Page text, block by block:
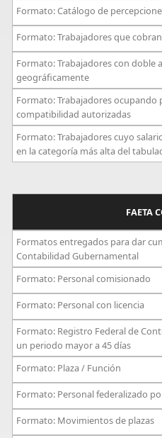
Formato: Catálogo de
Formato: Trabajadores que
Formato: Trabajadores con doble
geográficamente
Formato: Trabajadores ocupando
compatibilidad autorizadas
Formato: Trabajadores cuyo
en la categoría más alta del
FAETA
Formatos entregados para dar
Contabilidad Gubernamental
Formato: Personal comisionado
Formato: Personal con licencia
Formato: Registro Federal de
un periodo mayor a 45 días
Formato: Plaza / Función
Formato: Personal federalizado
Formato: Movimientos de plazas